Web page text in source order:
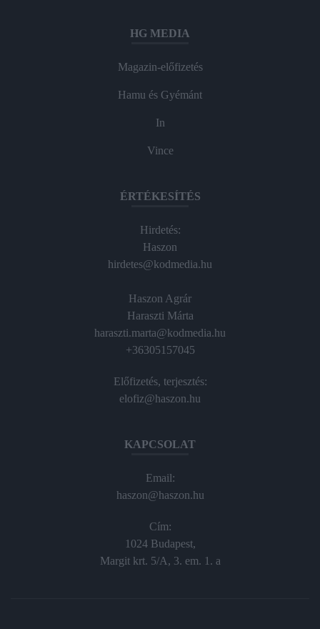
HG MEDIA
Magazin-előfizetés
Hamu és Gyémánt
In
Vince
ÉRTÉKESÍTÉS
Hirdetés:
Haszon
hirdetes@kodmedia.hu
Haszon Agrár
Haraszti Márta
haraszti.marta@kodmedia.hu
+36305157045
Előfizetés, terjesztés:
elofiz@haszon.hu
KAPCSOLAT
Email:
haszon@haszon.hu
Cím:
1024 Budapest,
Margit krt. 5/A, 3. em. 1. a